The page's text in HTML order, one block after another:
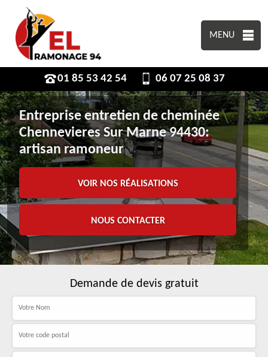
MENU
01 85 53 42 54 06 07 25 08 37
Entreprise entretien de cheminée
Chennevieres Sur Marne 94430:
artisan ramoneur
VOIR NOS RÉALISATIONS
NOUS CONTACTER
Demande de devis gratuit